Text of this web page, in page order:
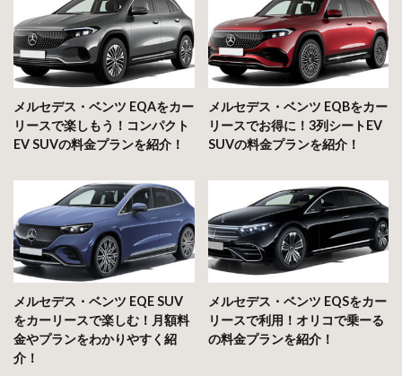
メルセデス・ベンツ EQAをカー
リースで楽しもう！コンパクト
EV SUVの料金プランを紹介！
メルセデス・ベンツ EQBをカー
リースでお得に！3列シートEV
SUVの料金プランを紹介！
メルセデス・ベンツ EQE SUV
をカーリースで楽しむ！月額料
金やプランをわかりやすく紹
介！
メルセデス・ベンツ EQSをカー
リースで利用！オリコで乗ーる
の料金プランを紹介！